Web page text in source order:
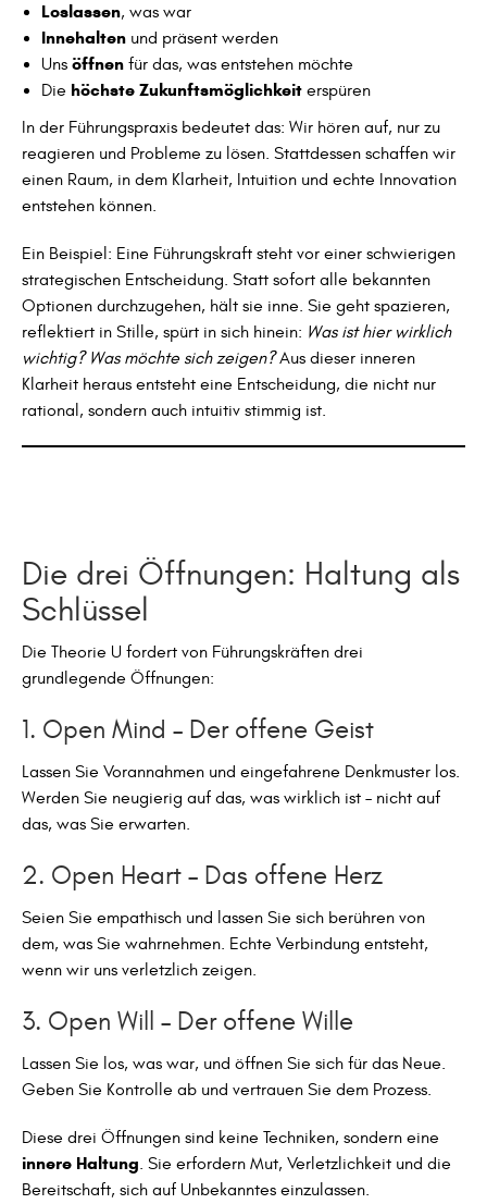
Loslassen, was war
Innehalten und präsent werden
Uns öffnen für das, was entstehen möchte
Die höchste Zukunftsmöglichkeit erspüren
In der Führungspraxis bedeutet das: Wir hören auf, nur zu
reagieren und Probleme zu lösen. Stattdessen schaffen wir
einen Raum, in dem Klarheit, Intuition und echte Innovation
entstehen können.
Ein Beispiel: Eine Führungskraft steht vor einer schwierigen
strategischen Entscheidung. Statt sofort alle bekannten
Optionen durchzugehen, hält sie inne. Sie geht spazieren,
reflektiert in Stille, spürt in sich hinein: Was ist hier wirklich
wichtig? Was möchte sich zeigen?Aus dieser inneren
Klarheit heraus entsteht eine Entscheidung, die nicht nur
rational, sondern auch intuitiv stimmig ist.
Die drei Öffnungen: Haltung als
Schlüssel
Die Theorie U fordert von Führungskräften drei
grundlegende Öffnungen:
1. Open Mind – Der offene Geist
Lassen Sie Vorannahmen und eingefahrene Denkmuster los.
Werden Sie neugierig auf das, was wirklich ist – nicht auf
das, was Sie erwarten.
2. Open Heart – Das offene Herz
Seien Sie empathisch und lassen Sie sich berühren von
dem, was Sie wahrnehmen. Echte Verbindung entsteht,
wenn wir uns verletzlich zeigen.
3. Open Will – Der offene Wille
Lassen Sie los, was war, und öffnen Sie sich für das Neue.
Geben Sie Kontrolle ab und vertrauen Sie dem Prozess.
Diese drei Öffnungen sind keine Techniken, sondern eine
innere Haltung. Sie erfordern Mut, Verletzlichkeit und die
Bereitschaft, sich auf Unbekanntes einzulassen.